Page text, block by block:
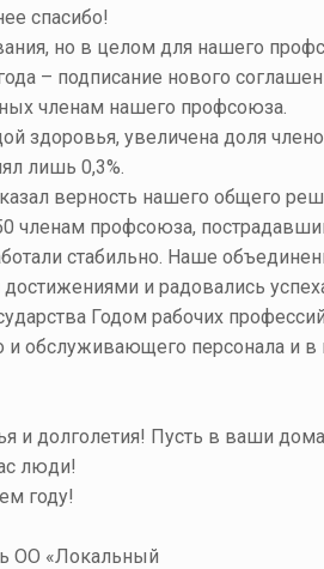
спасибо!
но в целом для нашего
– подписание нового
членам нашего профсоюза.
здоровья, увеличена доля
лишь 0,3%.
верность нашего общего
членам профсоюза,
стабильно. Наше
и радовались
Годом рабочих
и обслуживающего персонала и
долголетия! Пусть в ваши дома
люди!
году!
ОО «Локальный